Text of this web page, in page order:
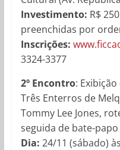
Investimento: R$
preenchidas por
Inscrições:
3324-3377
2º Encontro:
Três Enterros de
Tommy Lee Jones,
seguida de bate-
Dia: 24/11 (sábado)